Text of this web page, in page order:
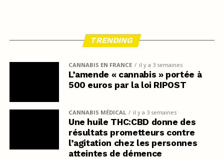
TRENDING
CANNABIS EN FRANCE il y a 3 semaines
L’amende « cannabis » portée à
500 euros par la loi RIPOST
CANNABIS MÉDICAL il y a 3 semaines
Une huile THC:CBD donne des
résultats prometteurs contre
l’agitation chez les personnes
atteintes de démence